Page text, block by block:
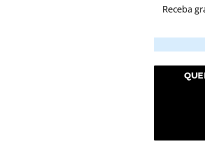
Receba